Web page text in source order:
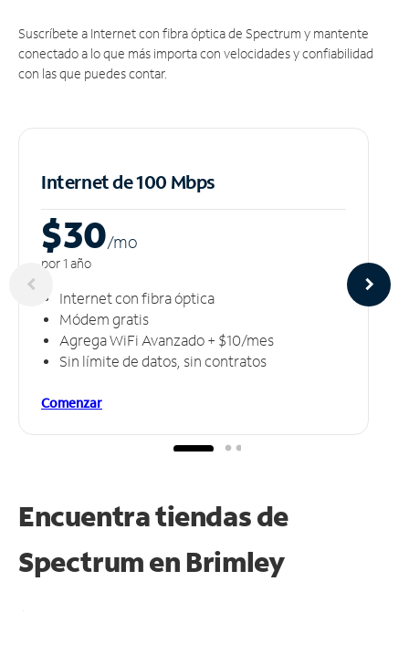
Suscríbete a Internet con fibra óptica de Spectrum y mantente
conectado a lo que más importa con velocidades y confiabilidad
con las que puedes contar.
Internet de 100 Mbps
$30/mo
por 1 año
Internet con fibra óptica
Módem gratis
Agrega WiFi Avanzado + $10/mes
Sin límite de datos, sin contratos
Comenzar
Encuentra tiendas de
Spectrum en Brimley